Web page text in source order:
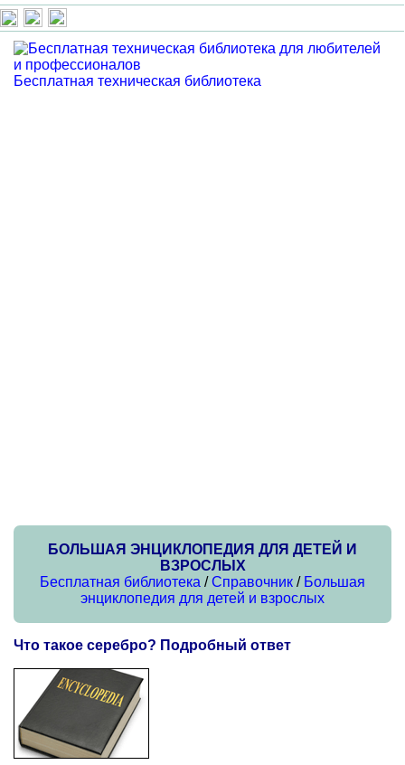
Бесплатная техническая библиотека
БОЛЬШАЯ ЭНЦИКЛОПЕДИЯ ДЛЯ ДЕТЕЙ И
ВЗРОСЛЫХ
Бесплатная библиотека /Справочник / Большая
энциклопедия для детей и взрослых
Что такое серебро? Подробный ответ